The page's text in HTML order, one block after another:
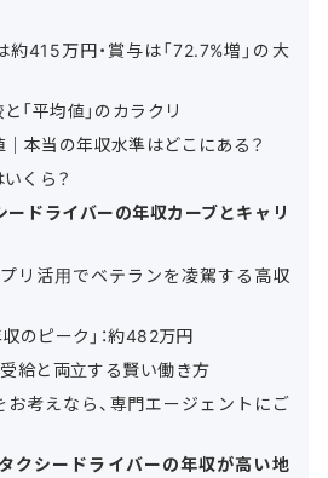
415万円・賞与は「72.7%増」の大
「平均値」のカラクリ
本当の年収水準はどこにある？
くら？
ードライバーの年収カーブとキャリ
プリ活用でベテランを凌駕する高収
のピーク」：約482万円
給と両立する賢い働き方
お考えなら、専門エージェントにご
クシードライバーの年収が高い地